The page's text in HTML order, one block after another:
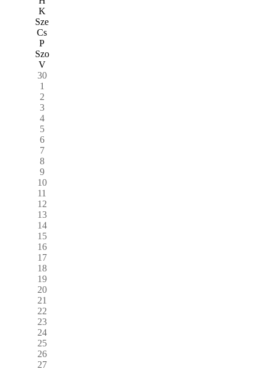
K
Sze
Cs
P
Szo
V
30
1
2
3
4
5
6
7
8
9
10
11
12
13
14
15
16
17
18
19
20
21
22
23
24
25
26
27